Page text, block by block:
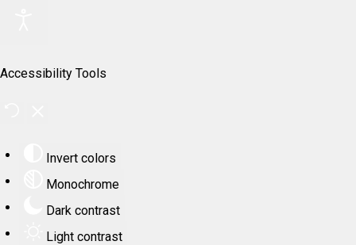
Accessibility Tools
Invert colors
Monochrome
Dark contrast
Light contrast